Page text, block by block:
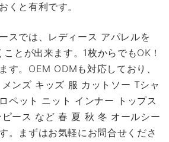
くと有利です。
スでは、レディース アパレルを
とが出来ます。1枚からでもOK！
す。OEM ODMも対応しており、
ンズ キッズ 服 カットソー Tシャ
ペット ニット インナー トップス
ース など 春 夏 秋 冬 オールシー
。まずはお気軽にお問合せくださ